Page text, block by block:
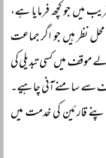
جو کچھ فرمایا ہے،
نظر ہیں جو اگر جماعت
میں کسی تبدیلی کی
سے سامنے آنی چاہیے۔
قارئین کی خدمت میں